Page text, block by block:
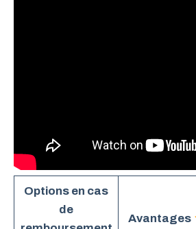
Options en cas
de
Avantages